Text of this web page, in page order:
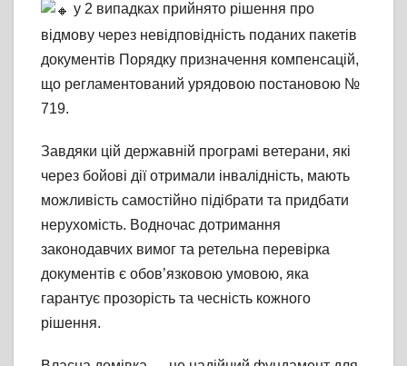
у 2 випадках прийнято рішення про
відмову через невідповідність поданих пакетів
документів Порядку призначення компенсацій,
що регламентований урядовою постановою №
719.
Завдяки цій державній програмі ветерани, які
через бойові дії отримали інвалідність, мають
можливість самостійно підібрати та придбати
нерухомість. Водночас дотримання
законодавчих вимог та ретельна перевірка
документів є обов’язковою умовою, яка
гарантує прозорість та чесність кожного
рішення.